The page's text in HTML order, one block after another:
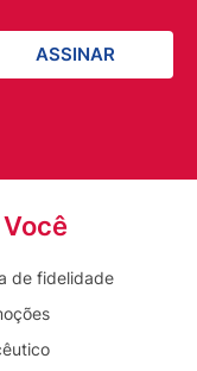
ASSINAR
de fidelidade